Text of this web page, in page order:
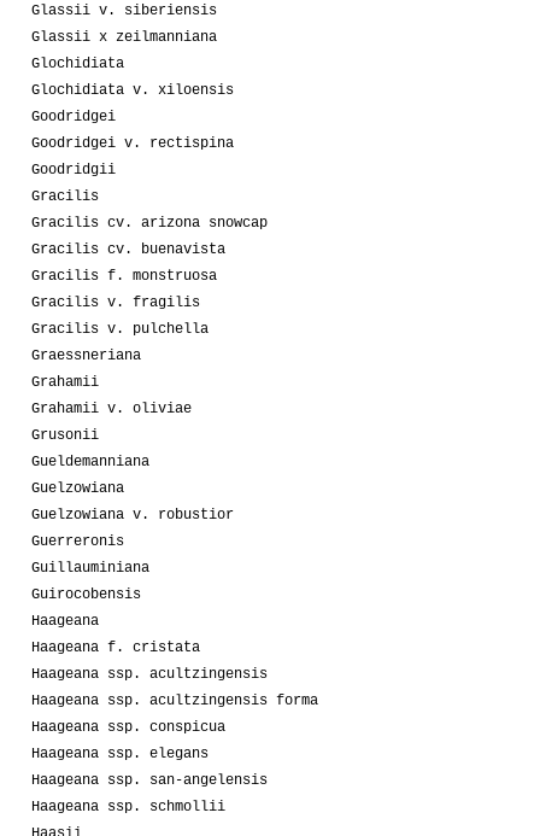
Glassii v. siberiensis
Glassii x zeilmanniana
Glochidiata
Glochidiata v. xiloensis
Goodridgei
Goodridgei v. rectispina
Goodridgii
Gracilis
Gracilis cv. arizona snowcap
Gracilis cv. buenavista
Gracilis f. monstruosa
Gracilis v. fragilis
Gracilis v. pulchella
Graessneriana
Grahamii
Grahamii v. oliviae
Grusonii
Gueldemanniana
Guelzowiana
Guelzowiana v. robustior
Guerreronis
Guillauminiana
Guirocobensis
Haageana
Haageana f. cristata
Haageana ssp. acultzingensis
Haageana ssp. acultzingensis forma
Haageana ssp. conspicua
Haageana ssp. elegans
Haageana ssp. san-angelensis
Haageana ssp. schmollii